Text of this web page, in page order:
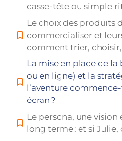
casse-tête ou simple
Le choix des produits
commercialiser et
comment trier, choisir,
La mise en place de
ou en ligne) et la
l’aventure
écran ?
Le persona, une
long terme : et si Julie,